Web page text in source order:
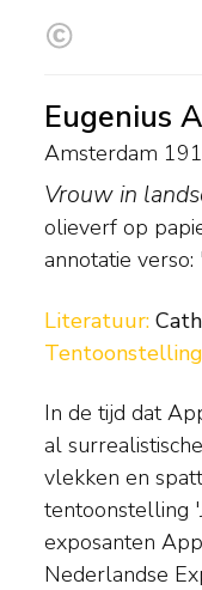
Eugenius
Amsterdam
Vrouw in
olieverf op
annotatie
Literatuur:
In de tijd dat
al
vlekken en
tentoonstelling
exposanten
Nederlandse
ontstond. Wat
spontane
fabelwezens
abstract noemt,